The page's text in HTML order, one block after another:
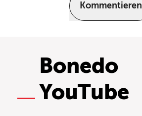
Kommentieren
Bonedo
YouTube